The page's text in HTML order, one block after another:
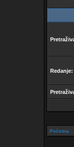
Redanje:
Početna